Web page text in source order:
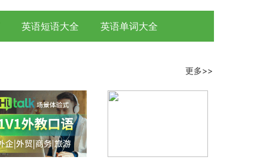
英语短语大全 英语单词大全
更多>>